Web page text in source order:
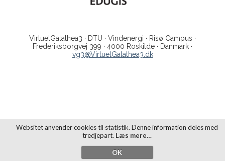
Websitet anvender cookies til statistik. Denne information deles med
tredjepart. Læs mere…
OK
VirtuelGalathea3 · DTU · Vindenergi · Risø Campus ·
Frederiksborgvej 399 · 4000 Roskilde · Danmark ·
vg3@VirtuelGalathea3.dk